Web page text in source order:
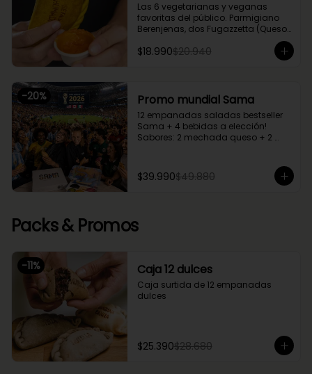
Las 6 vegetarianas y veganas
favoritas del público. Parmigiano
Berenjenas, dos Fugazzetta (Queso
Chupe Palmitos, Margherita. Una
caja perfecta para compartir entre
$18.990$20.940
-20% Promo mundial Sama
12 empanadas saladas bestseller
Sama + 4 bebidas a elección!
Sabores: 2 mechada queso + 2
palmitos
$39.990$49.880
Packs & Promos
-11% Caja 12 dulces
Caja surtida de 12 empanadas
dulces
$25.390$28.680